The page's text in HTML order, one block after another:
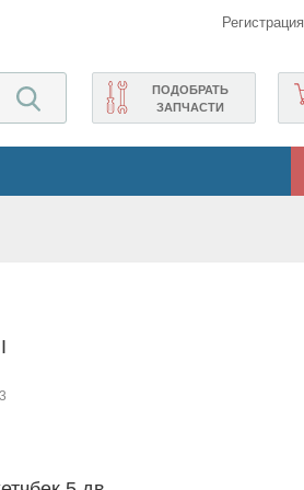
Регистрация
ПОДОБРАТЬ
ЗАПЧАСТИ